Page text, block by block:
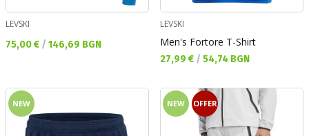
LEVSKI
Текуща цена:
75,00 € / 146,69 BGN
LEVSKI
Men's Fortore T-Shirt
Текуща цена:
27,99 € / 54,74 BGN
NEW NEW OFFER